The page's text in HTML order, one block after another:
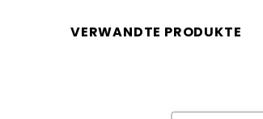
VERWANDTE PRODUKTE